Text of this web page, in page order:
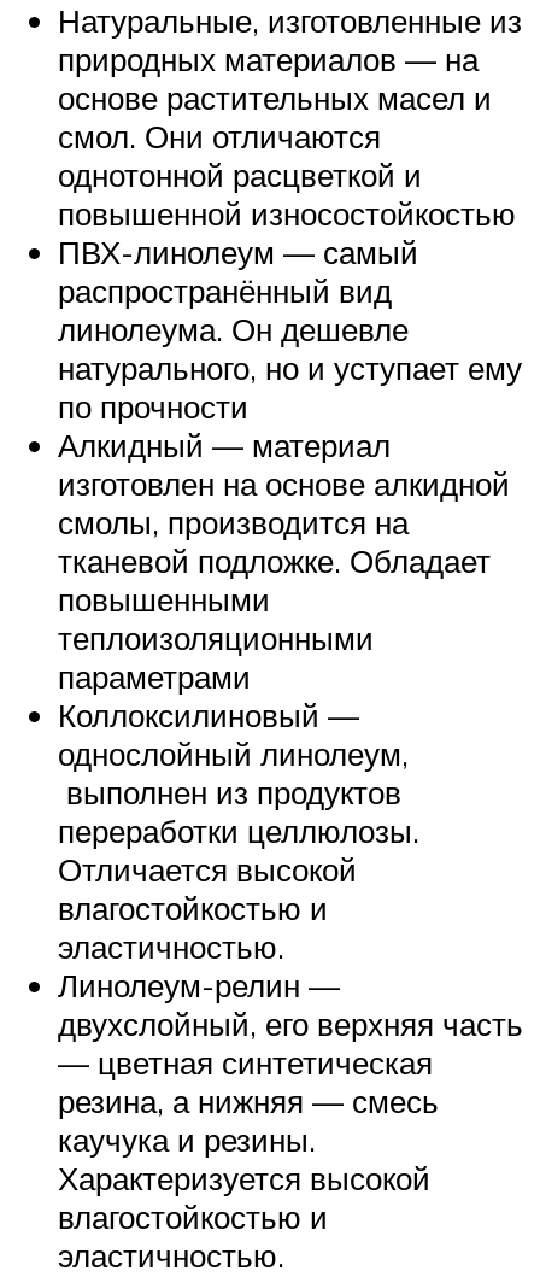
Натуральные, изготовленные из
природных материалов — на
основе растительных масел и
смол. Они отличаются
однотонной расцветкой и
повышенной износостойкостью
ПВХ-линолеум — самый
распространённый вид
линолеума. Он дешевле
натурального, но и уступает ему
по прочности
Алкидный — материал
изготовлен на основе алкидной
смолы, производится на
тканевой подложке. Обладает
повышенными
теплоизоляционными
параметрами
Коллоксилиновый —
однослойный линолеум,
выполнен из продуктов
переработки целлюлозы.
Отличается высокой
влагостойкостью и
эластичностью.
Линолеум-релин —
двухслойный, его верхняя часть
— цветная синтетическая
резина, а нижняя — смесь
каучука и резины.
Характеризуется высокой
влагостойкостью и
эластичностью.